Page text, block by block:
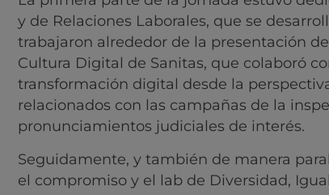
y de Relaciones Laborales, que se
trabajaron alrededor de la presentación
Cultura Digital de Sanitas, que colaboró
transformación digital desde la
relacionados con las campañas de la
pronunciamientos judiciales de interés.
Seguidamente, y también de manera
el compromiso y el lab de Diversidad,